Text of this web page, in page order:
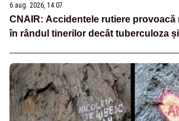
6 aug. 2026, 14:07
CNAIR: Accidentele rutiere provoacă
în rândul tinerilor decât tuberculoza